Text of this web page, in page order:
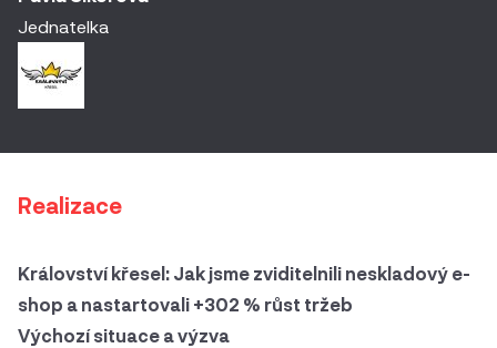
Jednatelka
Realizace
Království křesel: Jak jsme zviditelnili neskladový e-
shop a nastartovali +302 % růst tržeb
Výchozí situace a výzva